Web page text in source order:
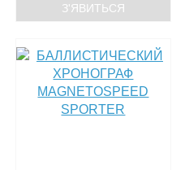
З'ЯВИТЬСЯ